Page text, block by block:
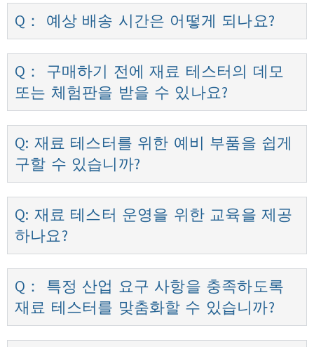
Q： 예상 배송 시간은 어떻게 되나요?
Q： 구매하기 전에 재료 테스터의 데모
또는 체험판을 받을 수 있나요?
Q: 재료 테스터를 위한 예비 부품을 쉽게
구할 수 있습니까?
Q: 재료 테스터 운영을 위한 교육을 제공
하나요?
Q： 특정 산업 요구 사항을 충족하도록
재료 테스터를 맞춤화할 수 있습니까?